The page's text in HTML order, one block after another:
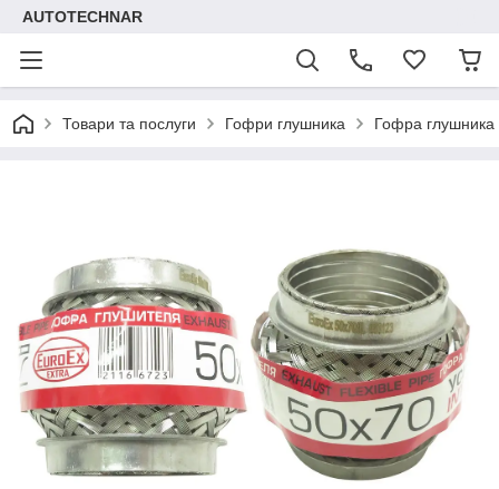
AUTOTECHNAR
Товари та послуги Гофри глушника Гофра глушника